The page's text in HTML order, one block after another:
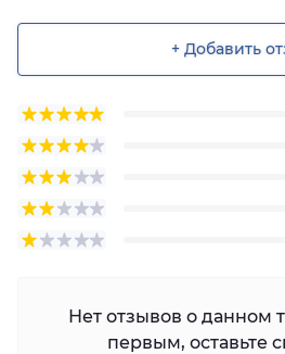
+ Добавить
Нет отзывов о данном
первым, оставьте